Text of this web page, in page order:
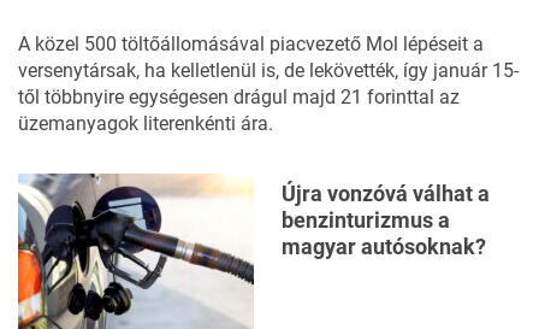
A közel 500 töltőállomásával piacvezető Mol lépéseit a
versenytársak, ha kelletlenül is, de lekövették, így január 15-
től többnyire egységesen drágul majd 21 forinttal az
üzemanyagok literenkénti ára.
Újra vonzóvá válhat a
benzinturizmus a
magyar autósoknak?